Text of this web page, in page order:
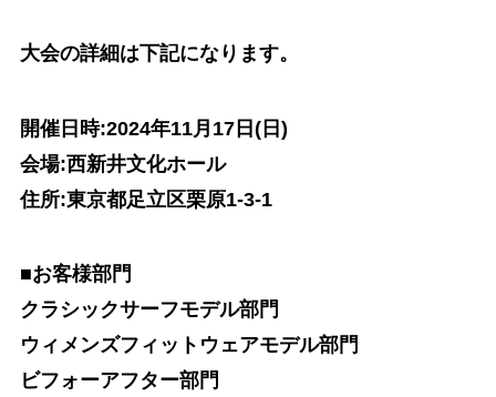
大会の詳細は下記になります。
開催日時:2024年11月17日(日)
会場:西新井文化ホール
住所:東京都足立区栗原1-3-1
■お客様部門
クラシックサーフモデル部門
ウィメンズフィットウェアモデル部門
ビフォーアフター部門